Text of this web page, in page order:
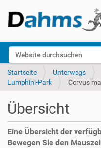
Website durchsuchen
k
Startseite Unterwegs
Lumphini-Park
Corvus
Übersicht
Eine Übersicht der
Bewegen Sie den